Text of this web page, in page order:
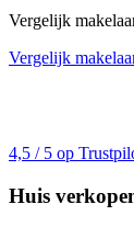
Vergelijk
Vergelijk
4,5 / 5 op
Huis